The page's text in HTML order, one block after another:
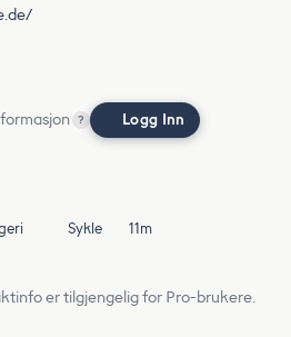
? Logg Inn
Sykle 11m
er tilgjengelig for Pro-brukere.